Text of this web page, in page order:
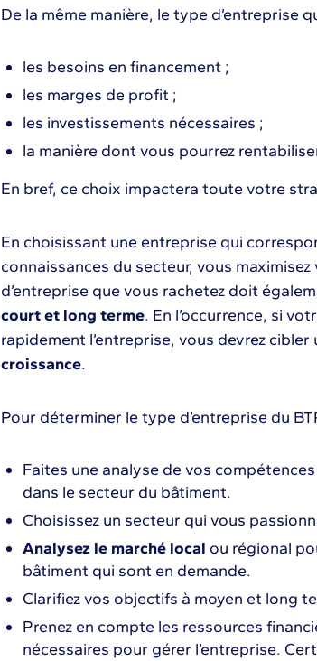
De la même manière, le type d’entreprise
les besoins en financement ;
les marges de profit ;
les investissements nécessaires ;
la manière dont vous pourrez
En bref, ce choix impactera toute votre
En choisissant une entreprise qui
connaissances du secteur, vous
d’entreprise que vous rachetez doit
court et long terme. En l’occurrence, si
rapidement l’entreprise, vous devrez cibler
croissance.
Pour déterminer le type d’entreprise du
Faites une analyse de vos
dans le secteur du bâtiment.
Choisissez un secteur qui vous
Analysez le marché local ou régional
bâtiment qui sont en demande.
Clarifiez vos objectifs à moyen et long
Prenez en compte les ressources
nécessaires pour gérer l’entreprise.